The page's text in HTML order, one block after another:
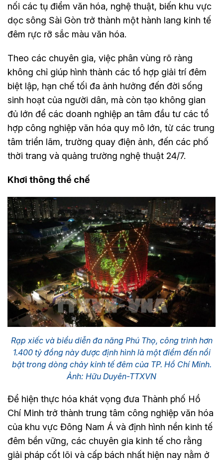
nối các tụ điểm văn hóa, nghệ thuật, biến khu vực
dọc sông Sài Gòn trở thành một hành lang kinh tế
đêm rực rỡ sắc màu văn hóa.
Theo các chuyên gia, việc phân vùng rõ ràng
không chỉ giúp hình thành các tổ hợp giải trí đêm
biệt lập, hạn chế tối đa ảnh hưởng đến đời sống
sinh hoạt của người dân, mà còn tạo không gian
đủ lớn để các doanh nghiệp an tâm đầu tư các tổ
hợp công nghiệp văn hóa quy mô lớn, từ các trung
tâm triển lãm, trường quay điện ảnh, đến các phố
thời trang và quảng trường nghệ thuật 24/7.
Khơi thông thể chế
Rạp xiếc và biểu diễn đa năng Phú Thọ, công trình hơn
1.400 tỷ đồng này được định hình là một điểm đến nổi
bật trong dòng chảy kinh tế đêm của TP. Hồ Chí Minh.
Ảnh: Hữu Duyên-TTXVN
Để hiện thực hóa khát vọng đưa Thành phố Hồ
Chí Minh trở thành trung tâm công nghiệp văn hóa
của khu vực Đông Nam Á và định hình nền kinh tế
đêm bền vững, các chuyên gia kinh tế cho rằng
giải pháp cốt lõi và cấp bách nhất hiện nay nằm ở